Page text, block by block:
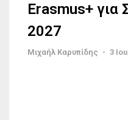
Erasmus+ για
2027
Μιχαήλ Καρυπίδης - 3